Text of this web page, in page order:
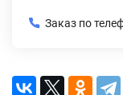
Заказ по